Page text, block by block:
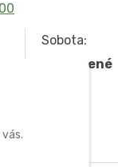
Sobota:
Zatvorené